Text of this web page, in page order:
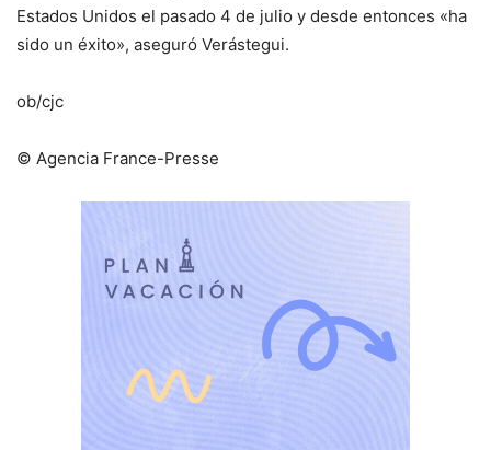
Estados Unidos el pasado 4 de julio y desde entonces «ha
sido un éxito», aseguró Verástegui.
ob/cjc
© Agencia France-Presse